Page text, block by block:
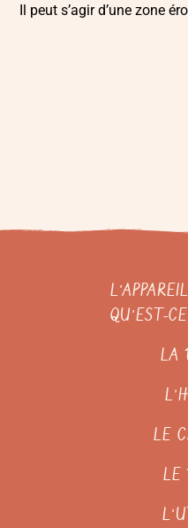
Il peut s’agir d’une zone
QU’EST-
LA
LE
LE